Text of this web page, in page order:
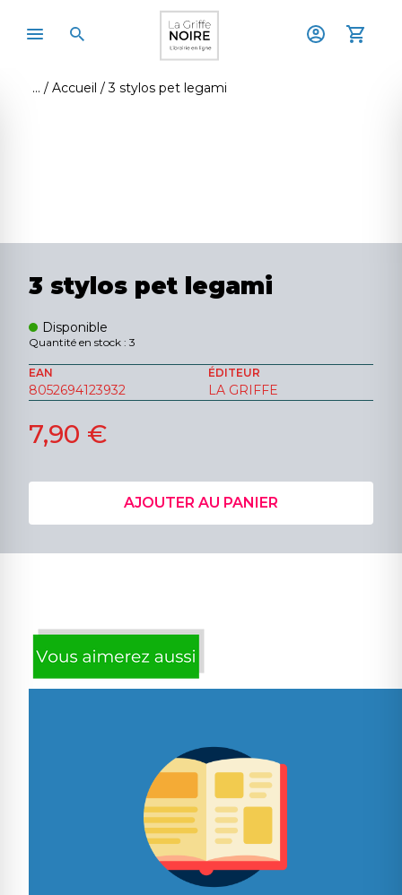
Accueil 3 stylos pet legami
3 stylos pet legami
Disponible
Quantité en stock : 3
EAN
8052694123932
ÉDITEUR
LA GRIFFE
7,90 €
AJOUTER AU PANIER